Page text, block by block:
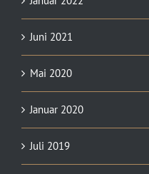
Juni 2021
Mai 2020
Januar 2020
Juli 2019